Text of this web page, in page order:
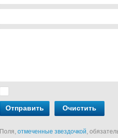
Отправить
Очистить
Поля, отмеченные звездочкой,